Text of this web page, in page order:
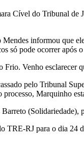
Cível do Tribunal
informou que
só pode ocorrer após
Venho esclarecer
pelo Tribunal
Marquinho
TRE-RJ para o dia 24